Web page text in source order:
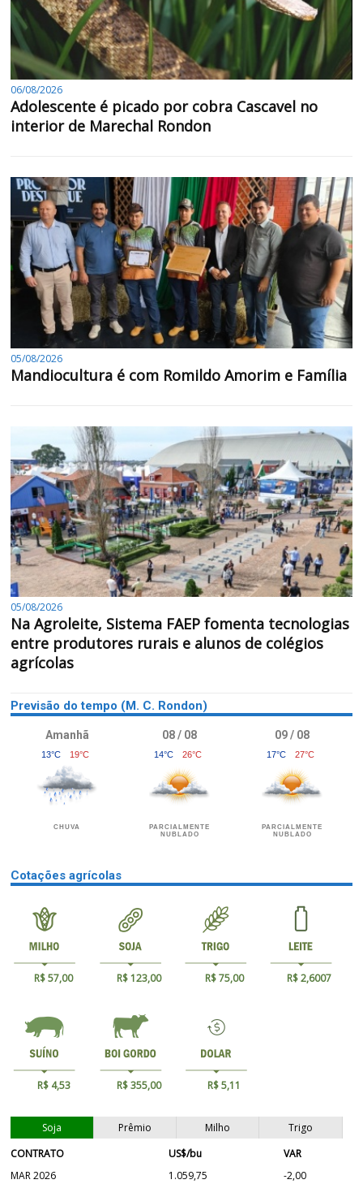
06/08/2026
Adolescente é picado por cobra Cascavel no
interior de Marechal Rondon
05/08/2026
Mandiocultura é com Romildo Amorim e Família
05/08/2026
Na Agroleite, Sistema FAEP fomenta tecnologias
entre produtores rurais e alunos de colégios
agrícolas
Previsão do tempo (M. C. Rondon)
Amanhã
13°C 19°C
CHUVA
08 / 08
14°C 26°C
PARCIALMENTE
NUBLADO
09 / 08
17°C 27°C
PARCIALMENTE
NUBLADO
Cotações agrícolas
R$ 57,00 R$ 123,00 R$ 75,00 R$ 2,6007
R$ 4,53 R$ 355,00 R$ 5,11
Soja Prêmio Milho
Trigo
CONTRATO
US$/bu
VAR
MAR 2026
1.059,75 -2,00